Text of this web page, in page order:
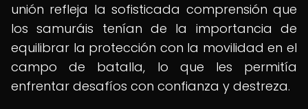
unión refleja la sofisticada comprensión que
los samuráis tenían de la importancia de
equilibrar la protección con la movilidad en el
campo de batalla, lo que les permitía
enfrentar desafíos con confianza y destreza.